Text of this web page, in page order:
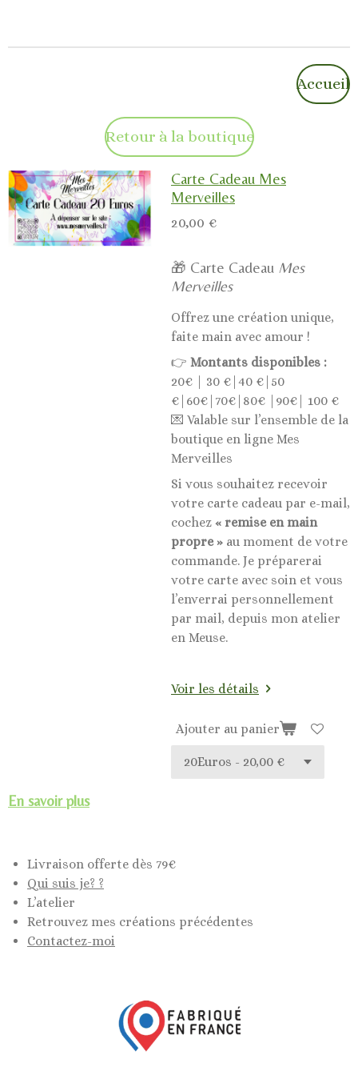
Accueil
Retour à la boutique
Carte Cadeau Mes
Merveilles
20,00 €
🎁 Carte Cadeau Mes
Merveilles
Offrez une création unique,
faite main avec amour !
👉 Montants disponibles :
20€ | 30 €|40 €|50
€|60€|70€|80€ |90€| 100 €
💌 Valable sur l’ensemble de la
boutique en ligne Mes
Merveilles
Si vous souhaitez recevoir
votre carte cadeau par e-mail,
cochez « remise en main
propre » au moment de votre
commande. Je préparerai
votre carte avec soin et vous
l’enverrai personnellement
par mail, depuis mon atelier
en Meuse.
Voir les détails
Ajouter au panier
En savoir plus
Livraison offerte dès 79€
Qui suis je? ?
L’atelier
Retrouvez mes créations précédentes
Contactez-moi